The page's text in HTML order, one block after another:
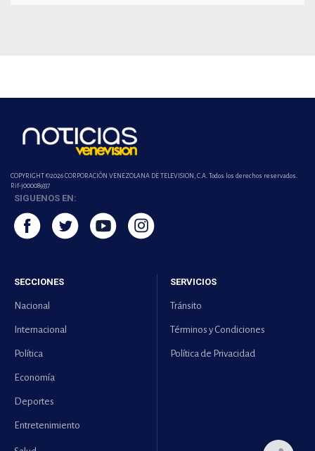
COPYRIGHT ©2026 CORPORACIÓN VENEZOLANA DE TELEVISION, C.A. Todos los derechos reservados.
Rif-j000089337
SIGUENOS EN:
SECCIONES
Nacional
Internacional
Política
Economía
Deportes
Entretenimiento
SERVICIOS
Tránsito
Términos y Condiciones
Política de Privacidad